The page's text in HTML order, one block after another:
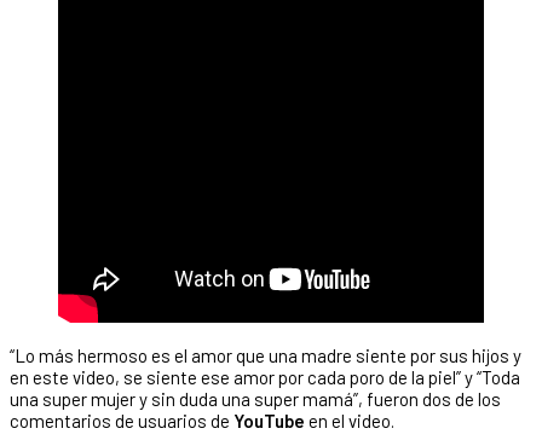
“Lo más hermoso es el amor que una madre siente por sus hijos y
en este video, se siente ese amor por cada poro de la piel” y “Toda
una super mujer y sin duda una super mamá”, fueron dos de los
comentarios de usuarios de YouTube en el video.